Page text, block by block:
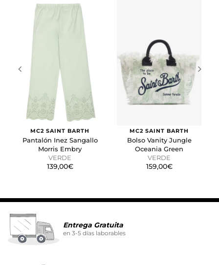
MC2 SAINT BARTH
Pantalón Inez Sangallo
Morris Embry
VERDE
139,00€
MC2 SAINT BARTH
Bolso Vanity Jungle
Oceania Green
VERDE
159,00€
Entrega Gratuita
en 3-5 días laborables
Cookies de marketing
Estas cookies se utilizan para rastrear a los visitantes en
las páginas web. La intención es mostrar anuncios
relevantes y atractivos para el usuario individual.
GUARDAR CONFIGURACIÓN
Puedes volver a configurar tus cookies desde la sección
"Configuración de cookies" al pie de la página. También puedes
consultar nuestrapolítica de cookies